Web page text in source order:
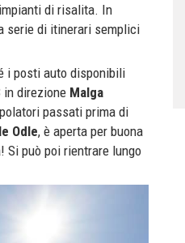
di risalita. In
serie di itinerari semplici
i posti auto disponibili
in direzione Malga
passati prima di
Odle, è aperta per buona
Si può poi rientrare lungo